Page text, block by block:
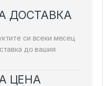
ДОСТАВКА
си всеки месец
до вашия
ЦЕНА